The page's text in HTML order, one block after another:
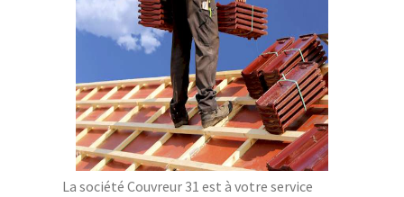
La société Couvreur 31 est à votre service